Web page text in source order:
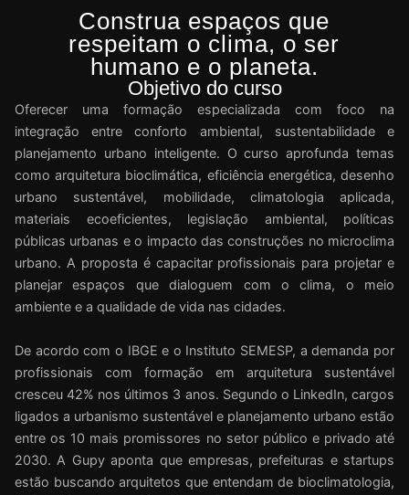
Construa espaços que
respeitam o clima, o ser
humano e o planeta.
Objetivo do curso
Oferecer uma formação especializada com foco na
integração entre conforto ambiental, sustentabilidade e
planejamento urbano inteligente. O curso aprofunda temas
como arquitetura bioclimática, eficiência energética, desenho
urbano sustentável, mobilidade, climatologia aplicada,
materiais ecoeficientes, legislação ambiental, políticas
públicas urbanas e o impacto das construções no microclima
urbano. A proposta é capacitar profissionais para projetar e
planejar espaços que dialoguem com o clima, o meio
ambiente e a qualidade de vida nas cidades.
De acordo com o IBGE e o Instituto SEMESP, a demanda por
profissionais com formação em arquitetura sustentável
cresceu 42% nos últimos 3 anos. Segundo o LinkedIn, cargos
ligados a urbanismo sustentável e planejamento urbano estão
entre os 10 mais promissores no setor público e privado até
2030. A Gupy aponta que empresas, prefeituras e startups
estão buscando arquitetos que entendam de bioclimatologia,